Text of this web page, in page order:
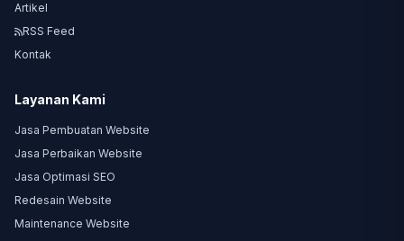
Artikel
RSS Feed
Kontak
Layanan Kami
Jasa Pembuatan Website
Jasa Perbaikan Website
Jasa Optimasi SEO
Redesain Website
Maintenance Website